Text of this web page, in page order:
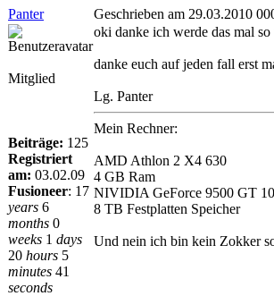
Panter
Geschrieben am 29.03.2010
Mitglied
Beiträge: 125
Registriert
am: 03.02.09
Fusioneer: 17
years 6
months 0
weeks 1 days
20 hours 5
minutes 41
seconds
oki danke ich werde das mal
danke euch auf jeden fall erst
Lg. Panter
Mein Rechner:
AMD Athlon 2 X4 630
4 GB Ram
NIVIDIA GeForce 9500 GT
8 TB Festplatten Speicher
Und nein ich bin kein Zokker